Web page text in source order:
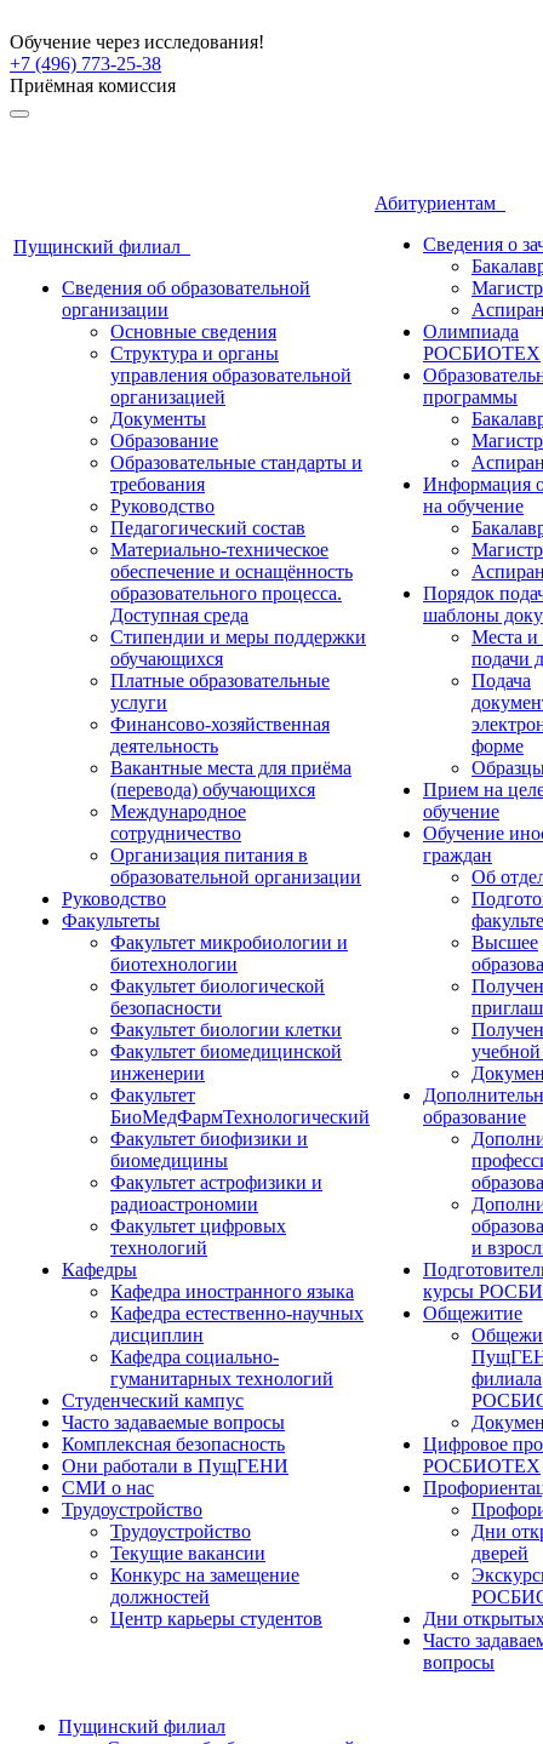
Обучение через исследования!
+7 (496) 773-25-38
Приёмная комиссия
Пущинский филиал
Сведения об образовательной
организации
Основные сведения
Структура и органы
управления образовательной
организацией
Документы
Образование
Образовательные стандарты и
требования
Руководство
Педагогический состав
Материально-техническое
обеспечение и оснащённость
образовательного процесса.
Доступная среда
Стипендии и меры поддержки
обучающихся
Платные образовательные
услуги
Финансово-хозяйственная
деятельность
Вакантные места для приёма
(перевода) обучающихся
Международное
сотрудничество
Организация питания в
образовательной организации
Руководство
Факультеты
Факультет микробиологии и
биотехнологии
Факультет биологической
безопасности
Факультет биологии клетки
Факультет биомедицинской
инженерии
Факультет
БиоМедФармТехнологический
Факультет биофизики и
биомедицины
Факультет астрофизики и
радиоастрономии
Факультет цифровых
технологий
Кафедры
Кафедра иностранного языка
Кафедра естественно-научных
дисциплин
Кафедра социально-
гуманитарных технологий
Студенческий кампус
Часто задаваемые вопросы
Комплексная безопасность
Они работали в ПущГЕНИ
СМИ о нас
Трудоустройство
Трудоустройство
Текущие вакансии
Конкурс на замещение
должностей
Центр карьеры студентов
Абитуриентам
Сведения о
Олимпиада
РОСБИОТЕХ
программы
Информация
на обучение
Порядок
шаблоны
Места и
подачи
Подача
форме
Прием на
обучение
Обучение
граждан
Об
Высшее
образование
и
курсы
Общежитие
филиала
Цифровое
РОСБИОТЕХ
Дни
дверей
Дни
Часто
вопросы
Пущинский филиал